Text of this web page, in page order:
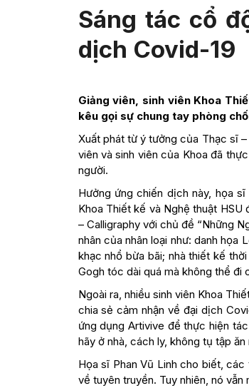
Sáng tác cổ
dịch Covid-19
Giảng viên, sinh viên Khoa
kêu gọi sự chung tay phòng
Xuất phát từ ý tưởng của Thạc sĩ
viên và sinh viên của Khoa đã
người.
Hưởng ứng chiến dịch này, họa
Khoa Thiết kế và Nghệ thuật
– Calligraphy với chủ đề “Những
nhân của nhân loại như: danh họa
khạc nhổ bừa bãi; nhà thiết kế
Gogh tóc dài quá mà không thể
Ngoài ra, nhiều sinh viên Khoa
chia sẻ cảm nhận về đại dịch
ứng dụng Artivive để thực hiện
hãy ở nhà, cách ly, không tụ tập
Họa sĩ Phan Vũ Linh cho biết,
về tuyên truyền. Tuy nhiên, nó